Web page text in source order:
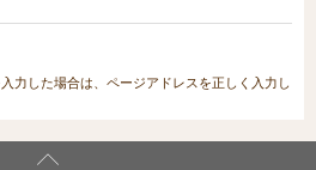
力した場合は、ページアドレスを正しく入力し